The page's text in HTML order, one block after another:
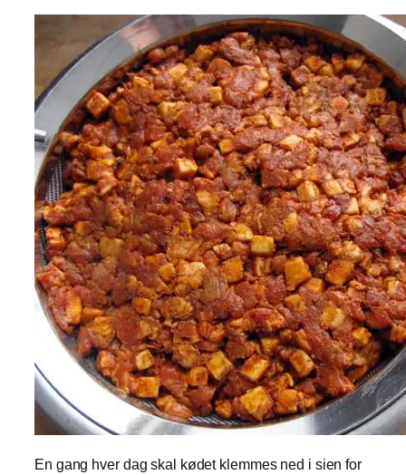
En gang hver dag skal kødet klemmes ned i sien for